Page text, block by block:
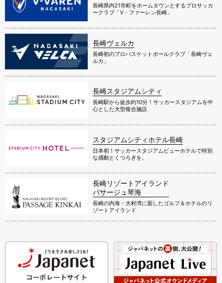
長崎県内21市町をホームタウンとするプロサッカ
ークラブ「V・ファーレン長崎」
長崎ヴェルカ
長崎初のプロバスケットボールクラブ「長崎ヴェ
ルカ」
長崎スタジアムシティ
長崎駅から徒歩約10分！サッカースタジアムを中
心とした大型複合施設
スタジアムシティホテル長崎
日本初！サッカースタジアムビューホテルで特別
な感動とくつろぎを。
長崎リゾートアイランド
パサージュ琴海
長崎の内海・大村湾に面したゴルフ＆ホテルのリ
ゾートアイランド